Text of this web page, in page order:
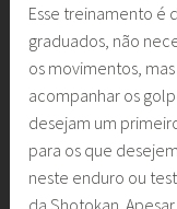
Esse treinamento é
graduados, não
os movimentos,
acompanhar os
desejam um
para os que
neste enduro ou
da Shotokan.